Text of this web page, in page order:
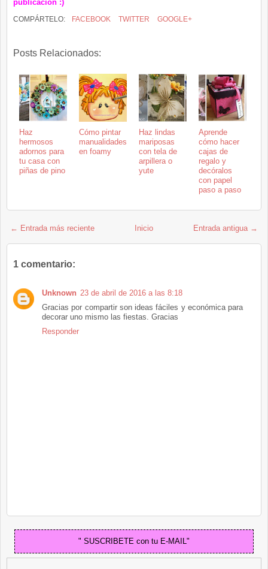
publicación :)
COMPÁRTELO: FACEBOOK TWITTER GOOGLE+
Posts Relacionados:
Haz
hermosos
adornos para
tu casa con
piñas de pino
Cómo pintar
manualidades
en foamy
Haz lindas
mariposas
con tela de
arpillera o
yute
Aprende
cómo hacer
cajas de
regalo y
decóralos
con papel
paso a paso
← Entrada más reciente Entrada antigua →
Inicio
1 comentario:
Unknown 23 de abril de 2016 a las 8:18
Gracias por compartir son ideas fáciles y económica para
decorar uno mismo las fiestas. Gracias
Responder
" SUSCRIBETE con tu E-MAIL"